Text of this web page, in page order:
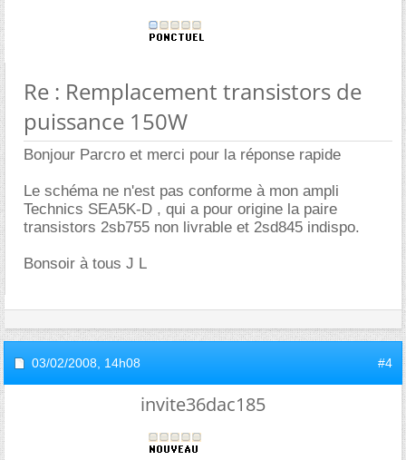
Re : Remplacement transistors de
puissance 150W
Bonjour Parcro et merci pour la réponse rapide
Le schéma ne n'est pas conforme à mon ampli
Technics SEA5K-D , qui a pour origine la paire
transistors 2sb755 non livrable et 2sd845 indispo.
Bonsoir à tous J L
03/02/2008, 14h08 #4
invite36dac185